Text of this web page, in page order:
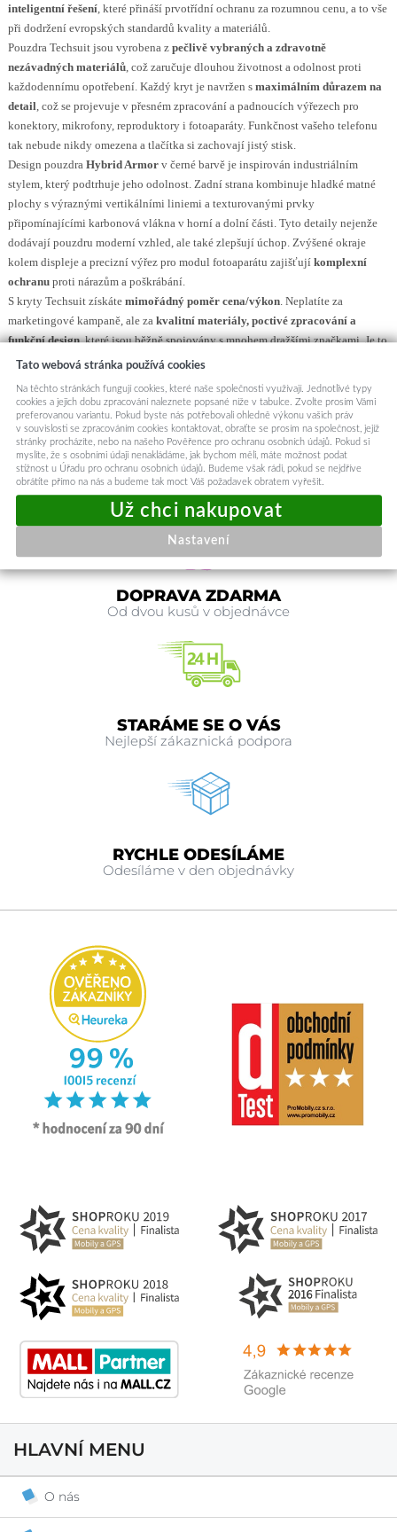
inteligentní řešení, které přináší prvotřídní ochranu za rozumnou cenu, a to vše
při dodržení evropských standardů kvality a materiálů.
Pouzdra Techsuit jsou vyrobena z pečlivě vybraných a zdravotně
nezávadných materiálů, což zaručuje dlouhou životnost a odolnost proti
každodennímu opotřebení. Každý kryt je navržen s maximálním důrazem na
detail, což se projevuje v přesném zpracování a padnoucích výřezech pro
konektory, mikrofony, reproduktory i fotoaparáty. Funkčnost vašeho telefonu
tak nebude nikdy omezena a tlačítka si zachovají jistý stisk.
Design pouzdra Hybrid Armorv černé barvě je inspirován industriálním
stylem, který podtrhuje jeho odolnost. Zadní strana kombinuje hladké matné
plochy s výraznými vertikálními liniemi a texturovanými prvky
připomínajícími karbonová vlákna v horní a dolní části. Tyto detaily nejenže
dodávají pouzdru moderní vzhled, ale také zlepšují úchop. Zvýšené okraje
kolem displeje a precizní výřez pro modul fotoaparátu zajišťují komplexní
ochranuproti nárazům a poškrábání.
S kryty Techsuit získáte mimořádný poměr cena/výkon. Neplatíte za
marketingové kampaně, ale za kvalitní materiály, poctivé zpracování a
funkční design, které jsou běžně spojovány s mnohem dražšími značkami. Je to
chytrá investice do bezpečí vašeho zařízení.
Materiál: Hybridní konstrukce (kombinace odolných materiálů pro maximální
ochranu)
Toto pouzdro je určeno pro model telefonuSamsung Galaxy Note 20 Ultra.
Kód produktu 144345
DOPRAVA ZDARMA
Od dvou kusů v objednávce
STARÁME SE O VÁS
Nejlepší zákaznická podpora
RYCHLE ODESÍLÁME
Odesíláme v den objednávky
HLAVNÍ MENU
O nás
Tato webová stránka používá cookies
Na těchto stránkách fungují cookies, které naše společnosti využívají. Jednotlivé typy
cookies a jejich dobu zpracování naleznete popsané níže v tabulce. Zvolte prosím Vámi
preferovanou variantu. Pokud byste nás potřebovali ohledně výkonu vašich práv
v souvislosti se zpracováním cookies kontaktovat, obraťte se prosím na společnost, jejíž
stránky procházíte, nebo na našeho Pověřence pro ochranu osobních údajů. Pokud si
myslíte, že s osobními údaji nenakládáme, jak bychom měli, máte možnost podat
stížnost u Úřadu pro ochranu osobních údajů. Budeme však rádi, pokud se nejdříve
obrátíte přímo na nás a budeme tak moct Váš požadavek obratem vyřešit.
Nastavení